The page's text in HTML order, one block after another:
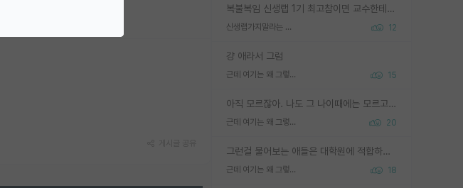
복불복임 신생랩 1기 최고참이면 교수한테 직접 지도받는 시간이 매우 많음 제대로 된 교수라면 말이지 그게 아니라면 그냥 넌 해방 불가능한 노예 1호에 감점쓰레기통이 되는거고
신생랩가지말라는 이유가 있었구나 12
걍 애라서 그럼
근데 여기는 왜 그렇게 SPK를 물어보는거임? 15
아직 모르잖아. 나도 그 나이때에는 모르고 평가 받고 안심하고 싶었어.
근데 여기는 왜 그렇게 SPK를 물어보는거임? 20
그런걸 물어보는 애들은 대학원에 적합하지 않다
근데 여기는 왜 그렇게 SPK를 물어보는거임? 18